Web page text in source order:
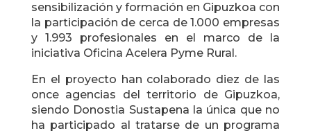
sensibilización y formación en Gipuzkoa con
la participación de cerca de 1.000 empresas
y 1.993 profesionales en el marco de la
iniciativa Oficina Acelera Pyme Rural.
En el proyecto han colaborado diez de las
once agencias del territorio de Gipuzkoa,
siendo Donostia Sustapena la única que no
ha participado al tratarse de un programa